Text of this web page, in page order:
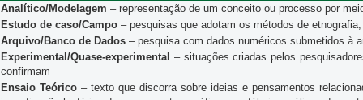
Analítico/Modelagem – representação de um conceito ou processo por
Estudo de caso/Campo – pesquisas que adotam os métodos de
Arquivo/Banco de Dados – pesquisa com dados numéricos submetidos à
Experimental/Quase-experimental – situações criadas pelos
confirmam
Ensaio Teórico– texto que discorra sobre ideias e pensamentos